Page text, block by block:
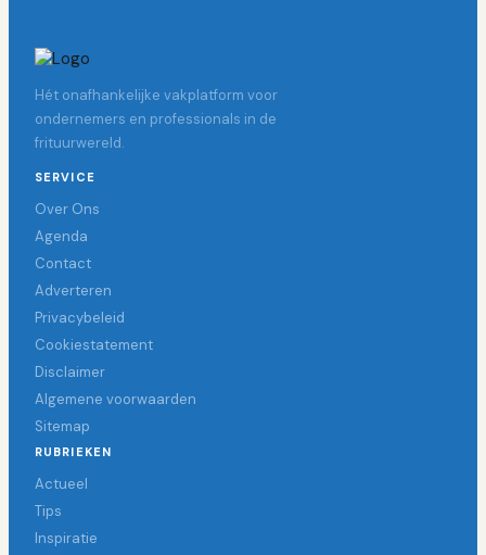
Hét onafhankelijke vakplatform voor
ondernemers en professionals in de
frituurwereld.
SERVICE
Over Ons
Agenda
Contact
Adverteren
Privacybeleid
Cookiestatement
Disclaimer
Algemene voorwaarden
Sitemap
RUBRIEKEN
Actueel
Tips
Inspiratie